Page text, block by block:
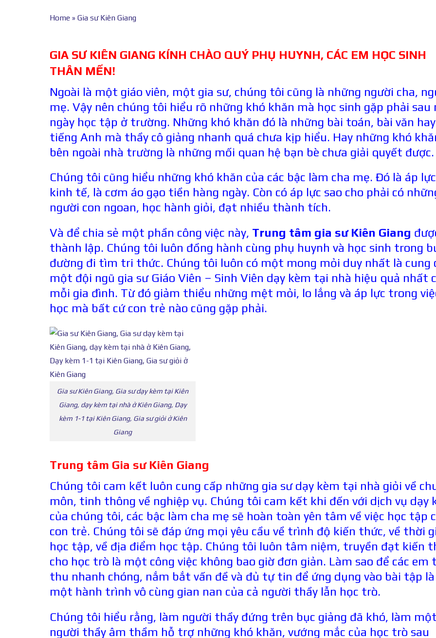
Home » Gia sư Kiên Giang
GIA SƯ KIÊN GIANG KÍNH CHÀO QUÝ PHỤ HUYNH, CÁC EM HỌC SINH
THÂN MẾN!
Ngoài là một giáo viên, một gia sư, chúng tôi cũng là những người cha,
mẹ. Vậy nên chúng tôi hiểu rõ những khó khăn mà học sinh gặp phải
ngày học tập ở trường. Những khó khăn đó là những bài toán, bài văn
tiếng Anh mà thầy cô giảng nhanh quá chưa kịp hiểu. Hay những khó
bên ngoài nhà trường là những mối quan hệ bạn bè chưa giải quyết
Chúng tôi cũng hiểu những khó khăn của các bậc làm cha mẹ. Đó là áp lực
kinh tế, là cơm áo gạo tiền hàng ngày. Còn có áp lực sao cho phải có
người con ngoan, học hành giỏi, đạt nhiều thành tích.
Và để chia sẻ một phần công việc này, Trung tâm gia sư Kiên Giang
thành lập. Chúng tôi luôn đồng hành cùng phụ huynh và học sinh trong
đường đi tìm tri thức. Chúng tôi luôn có một mong mỏi duy nhất là cung
một đội ngũ gia sư Giáo Viên – Sinh Viên dạy kèm tại nhà hiệu quả nhất
mỗi gia đình. Từ đó giảm thiểu những mệt mỏi, lo lắng và áp lực trong
học mà bất cứ con trẻ nào cũng gặp phải.
Gia sư Kiên Giang, Gia sư dạy kèm tại Kiên
Giang, dạy kèm tại nhà ở Kiên Giang, Dạy
kèm 1-1 tại Kiên Giang, Gia sư giỏi ở Kiên
Giang
Trung tâm Gia sư Kiên Giang
Chúng tôi cam kết luôn cung cấp những gia sư dạy kèm tại nhà giỏi về
môn, tinh thông về nghiệp vụ. Chúng tôi cam kết khi đến với dịch vụ dạy
của chúng tôi, các bậc làm cha mẹ sẽ hoàn toàn yên tâm về việc học tập
con trẻ. Chúng tôi sẽ đáp ứng mọi yêu cầu về trình độ kiến thức, về thời
học tập, về địa điểm học tập. Chúng tôi luôn tâm niệm, truyền đạt kiến
cho học trò là một công việc không bao giờ đơn giản. Làm sao để các em
thu nhanh chóng, nắm bắt vấn đề và đủ tự tin để ứng dụng vào bài tập là
một hành trình vô cùng gian nan của cả người thầy lẫn học trò.
Chúng tôi hiểu rằng, làm người thầy đứng trên bục giảng đã khó, làm
người thầy âm thầm hỗ trợ những khó khăn, vướng mắc của học trò sau